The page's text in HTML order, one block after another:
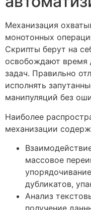
Механизация
монотонных
Скрипты берут на
освобождают время
задач. Правильно
исполнять
манипуляций без
Наиболее
механизации
массовое
дубликатов,
Анализ
получение